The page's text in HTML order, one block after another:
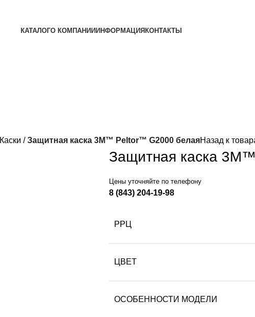
КАТАЛОГО КОМПАНИИИНФОРМАЦИЯКОНТАКТЫ
Каски Защитная каска 3M™ Peltor™ G2000 белаяНазад к
Защитная каска
Цены уточняйте по телефону
8 (843) 204-19-98
РРЦ
ЦВЕТ
ОСОБЕННОСТИ МОДЕЛИ